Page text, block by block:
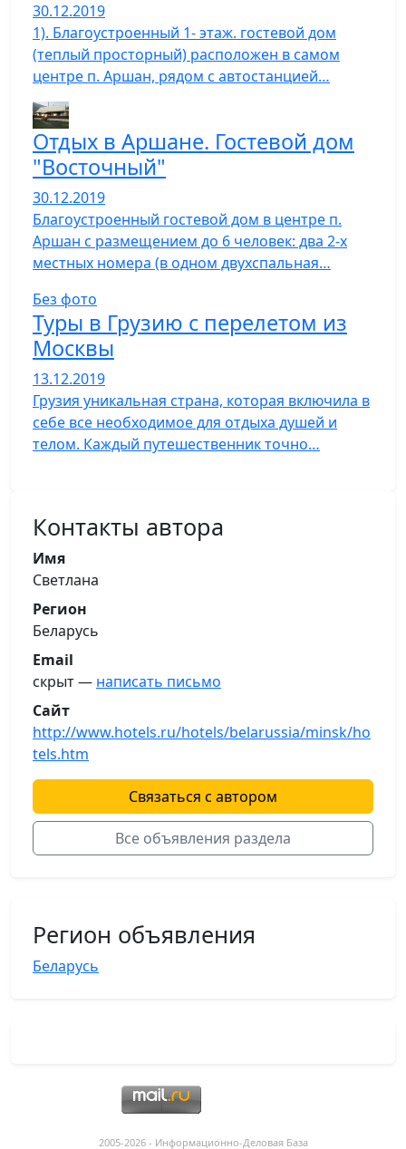
30.12.2019
1). Благоустроенный 1- этаж. гостевой дом
(теплый просторный) расположен в самом
центре п. Аршан, рядом с автостанцией…
Отдых в Аршане. Гостевой дом
"Восточный"
30.12.2019
Благоустроенный гостевой дом в центре п.
Аршан с размещением до 6 человек: два 2-х
местных номера (в одном двухспальная…
Без фото
Туры в Грузию с перелетом из
Москвы
13.12.2019
Грузия уникальная страна, которая включила в
себе все необходимое для отдыха душей и
телом. Каждый путешественник точно…
Контакты автора
Имя
Светлана
Регион
Беларусь
Email
скрыт — написать письмо
Сайт
http://www.hotels.ru/hotels/belarussia/minsk/ho
tels.htm
Связаться с автором
Все объявления раздела
Регион объявления
Беларусь
2005-2026 - Информационнo-Деловая База